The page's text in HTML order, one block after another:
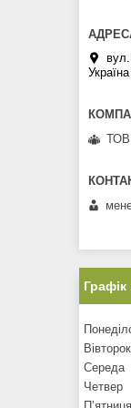
Україна
Вівторок
Середа
Четвер